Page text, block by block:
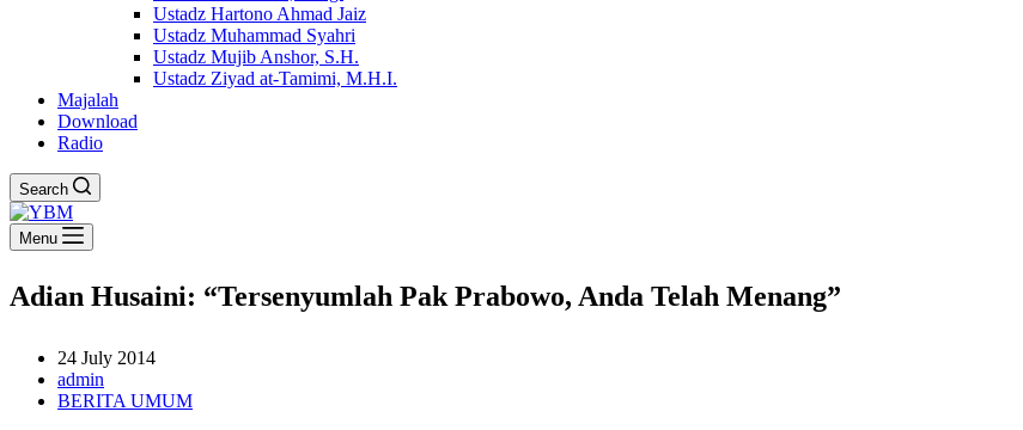
Ustadz Hartono Ahmad Jaiz
Ustadz Muhammad Syahri
Ustadz Mujib Anshor, S.H.
Ustadz Ziyad at-Tamimi, M.H.I.
Majalah
Download
Radio
Search
Menu
Adian Husaini: “Tersenyumlah Pak Prabowo, Anda Telah Menang”
24 July 2014
admin
BERITA UMUM